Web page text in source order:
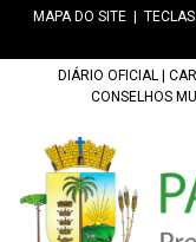
MAPA DO SITE
DIÁRIO OFICIAL
CONSELHOS